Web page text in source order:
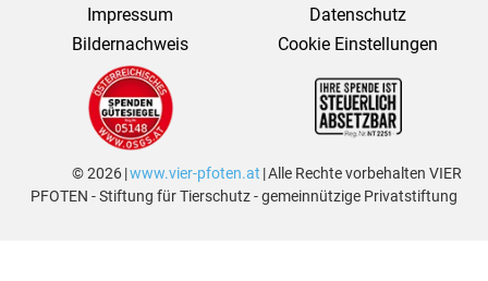
Impressum
Datenschutz
Bildernachweis
Cookie Einstellungen
© 2026 |www.vier-pfoten.at | Alle Rechte vorbehalten VIER
PFOTEN - Stiftung für Tierschutz - gemeinnützige Privatstiftung